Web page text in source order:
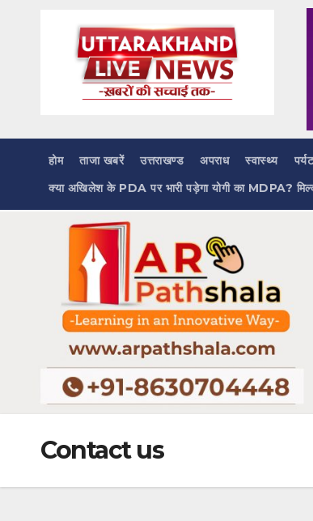
होम ताजा खबरें उत्तराखण्ड अपराध स्वास्थ्य
क्या अखिलेश के PDA पर भारी पड़ेगा योगी का MDPA?
Contact us